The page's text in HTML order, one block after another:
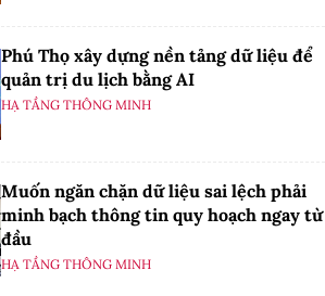
Phú Thọ xây dựng nền tảng dữ liệu để
quản trị du lịch bằng AI
HẠ TẦNG THÔNG MINH
Muốn ngăn chặn dữ liệu sai lệch phải
minh bạch thông tin quy hoạch ngay từ
đầu
HẠ TẦNG THÔNG MINH